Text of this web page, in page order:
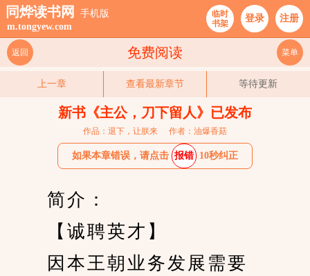
同烨读书网
手机版
m.tongyew.com
临时
书架
登录 注册
免费阅读
返回 菜单
上一章 查看最新章节 等待更新
新书《主公，刀下留人》已发布
作品：退下，让朕来 作者：油爆香菇
如果本章错误，请点击 报错 10秒纠正
简介：
【诚聘英才】
因本王朝业务发展需要